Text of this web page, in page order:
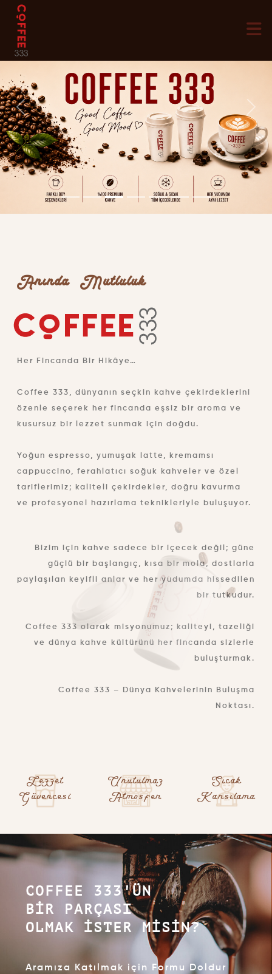
Previous Next
Anında Mutluluk
Her Fincanda Bir Hikâye…
Coffee 333, dünyanın seçkin kahve çekirdeklerini
özenle seçerek her fincanda eşsiz bir aroma ve
kusursuz bir lezzet sunmak için doğdu.
Yoğun espresso, yumuşak latte, kremamsı
cappuccino, ferahlatıcı soğuk kahveler ve özel
tariflerimiz; kaliteli çekirdekler, doğru kavurma
ve profesyonel hazırlama teknikleriyle buluşuyor.
Bizim için kahve sadece bir içecek değil; güne
güçlü bir başlangıç, kısa bir mola, dostlarla
paylaşılan keyifli anlar ve her yudumda hissedilen
bir tutkudur.
Coffee 333 olarak misyonumuz; kaliteyi, tazeliği
ve dünya kahve kültürünü her fincanda sizlerle
buluşturmak.
Coffee 333 – Dünya Kahvelerinin Buluşma
Noktası.
Lezzet
Güvencesi
Unutulmaz
Atmosfer
Sıcak
Karsılama
COFFEE 333'ÜN
BIR PARÇASI
OLMAK İSTER MISIN?
Aramıza Katılmak için Formu Doldur